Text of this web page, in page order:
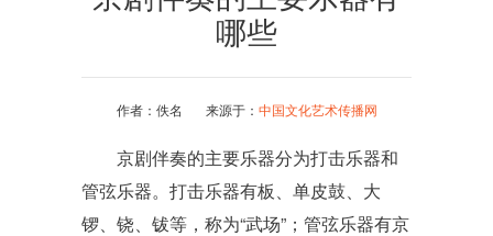
哪些
作者：佚名 来源于： 中国文化艺术传播网
京剧伴奏的主要乐器分为打击乐器和
管弦乐器。打击乐器有板、单皮鼓、大
锣、铙、钹等，称为“武场”；管弦乐器有京